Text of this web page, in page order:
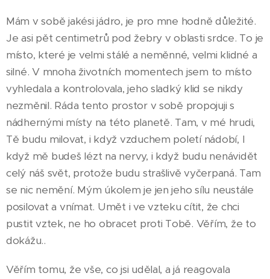
Mám v sobě jakési jádro, je pro mne hodně důležité.
Je asi pět centimetrů pod žebry v oblasti srdce. To je
místo, které je velmi stálé a neměnné, velmi klidné a
silné. V mnoha životních momentech jsem to místo
vyhledala a kontrolovala, jeho sladký klid se nikdy
nezměnil. Ráda tento prostor v sobě propojuji s
nádhernými místy na této planetě. Tam, v mé hrudi,
Tě budu milovat, i když vzduchem poletí nádobí, I
když mě budeš lézt na nervy, i když budu nenávidět
celý náš svět, protože budu strašlivě vyčerpaná. Tam
se nic nemění. Mým úkolem je jen jeho sílu neustále
posilovat a vnímat. Umět i ve vzteku cítit, že chci
pustit vztek, ne ho obracet proti Tobě. Věřím, že to
dokážu..
Věřím tomu, že vše, co jsi udělal, a já reagovala